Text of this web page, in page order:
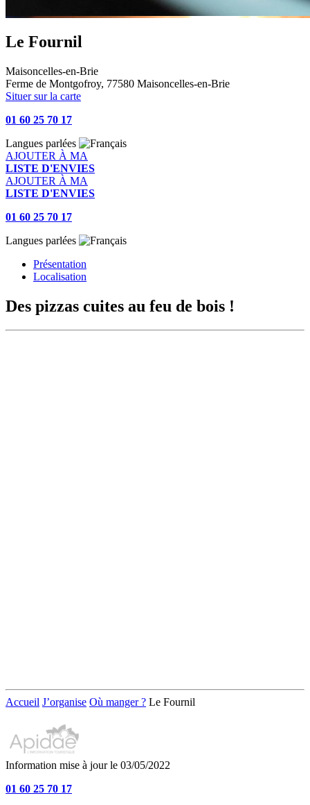
Le Fournil
Maisoncelles-en-Brie
Ferme de Montgofroy, 77580 Maisoncelles-en-Brie
Situer sur la carte
01 60 25 70 17
Langues parlées
AJOUTER À MA
LISTE D'ENVIES
AJOUTER À MA
LISTE D'ENVIES
01 60 25 70 17
Langues parlées
Présentation
Localisation
Des pizzas cuites au feu de bois !
Accueil J’organise Où manger ? Le Fournil
Information mise à jour le 03/05/2022
01 60 25 70 17